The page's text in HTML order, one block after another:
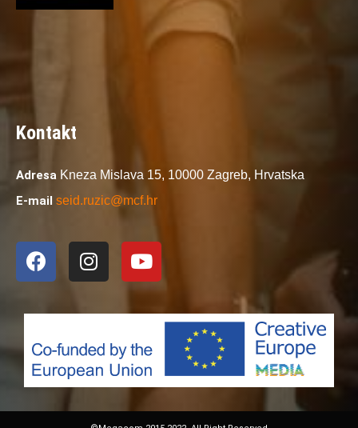
Kontakt
Adresa Kneza Mislava 15, 10000 Zagreb, Hrvatska
E-mail seid.ruzic@mcf.hr